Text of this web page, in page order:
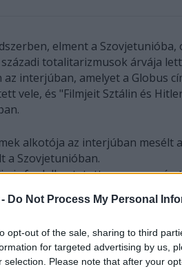
Do Not Process My Personal
opt-out of the sale, sharing to third
for targeted advertising by us,
selection. Please note that after your
elment a
totalitarizmusok árvája
interjúban, amelyet a Globus
vele, és "Filmjeit Sztálin és
alkotója az interjúban mesélt
a Szovjetunióban.
is foglalkoztatott a magyar nép
iskolát
kerültek lengyelek,
Márta csak 60 évvel
után tudta meg, hogy